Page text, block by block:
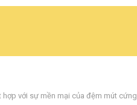
với sự mền mại của đệm mút cứng